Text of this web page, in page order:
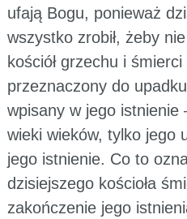
ufają Bogu, ponieważ
wszystko zrobił, żeby
kościół grzechu i
przeznaczony do
wpisany w jego istnienie
wieki wieków, tylko jego
jego istnienie. Co to
dzisiejszego kościoła
zakończenie jego